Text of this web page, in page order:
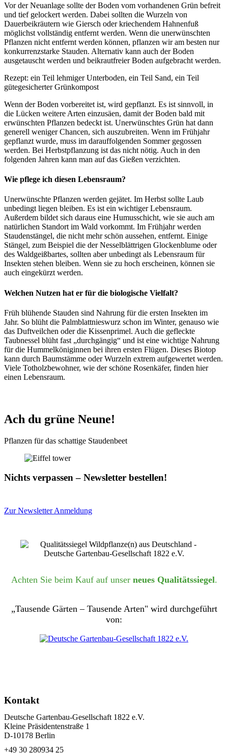
Vor der Neuanlage sollte der Boden vom vorhandenen Grün befreit
und tief gelockert werden. Dabei sollten die Wurzeln von
Dauerbeikräutern wie Giersch oder kriechendem Hahnenfuß
möglichst vollständig entfernt werden. Wenn die unerwünschten
Pflanzen nicht entfernt werden können, pflanzen wir am besten nur
konkurrenzstarke Stauden. Alternativ kann auch der Boden
ausgetauscht werden und beikrautfreier Boden aufgebracht werden.
Rezept: ein Teil lehmiger Unterboden, ein Teil Sand, ein Teil
gütegesicherter Grünkompost
Wenn der Boden vorbereitet ist, wird gepflanzt. Es ist sinnvoll, in
die Lücken weitere Arten einzusäen, damit der Boden bald mit
erwünschten Pflanzen bedeckt ist. Unerwünschtes Grün hat dann
generell weniger Chancen, sich auszubreiten. Wenn im Frühjahr
gepflanzt wurde, muss im darauffolgenden Sommer gegossen
werden. Bei Herbstpflanzung ist das nicht nötig. Auch in den
folgenden Jahren kann man auf das Gießen verzichten.
Wie pflege ich diesen Lebensraum?
Unerwünschte Pflanzen werden gejätet. Im Herbst sollte Laub
unbedingt liegen bleiben. Es ist ein wichtiger Lebensraum.
Außerdem bildet sich daraus eine Humusschicht, wie sie auch am
natürlichen Standort im Wald vorkommt. Im Frühjahr werden
Staudenstängel, die nicht mehr schön aussehen, entfernt. Einige
Stängel, zum Beispiel die der Nesselblättrigen Glockenblume oder
des Waldgeißbartes, sollten aber unbedingt als Lebensraum für
Insekten stehen bleiben. Wenn sie zu hoch erscheinen, können sie
auch eingekürzt werden.
Welchen Nutzen hat er für die biologische Vielfalt?
Früh blühende Stauden sind Nahrung für die ersten Insekten im
Jahr. So blüht die Palmblattnieswurz schon im Winter, genauso wie
das Duftveilchen oder die Kissenprimel. Auch die gefleckte
Taubnessel blüht fast „durchgängig“ und ist eine wichtige Nahrung
für die Hummelköniginnen bei ihren ersten Flügen. Dieses Biotop
kann durch Baumstämme oder Wurzeln extrem aufgewertet werden.
Viele Totholzbewohner, wie der schöne Rosenkäfer, finden hier
einen Lebensraum.
Ach du grüne Neune!
Pflanzen für das schattige Staudenbeet
Nichts verpassen – Newsletter bestellen!
Zur Newsletter Anmeldung
Achten Sie beim Kauf auf unser neues Qualitätssiegel.
„Tausende Gärten – Tausende Arten" wird durchgeführt
von:
Kontakt
Deutsche Gartenbau-Gesellschaft 1822 e.V.
Kleine Präsidentenstraße 1
D-10178 Berlin
+49 30 280934 25